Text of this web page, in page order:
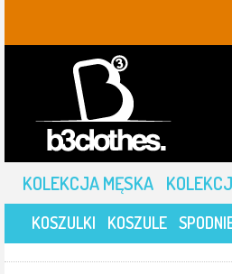
KOLEKCJA MĘSKA
KOSZULKI KOSZULE